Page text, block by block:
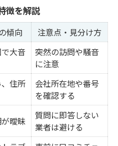
徴を解説
傾向
注意点・見分け方
大音
突然の訪問や騒音
に注意
住所
会社所在地や番号
を確認する
曖昧
質問に即答しない
業者は避ける